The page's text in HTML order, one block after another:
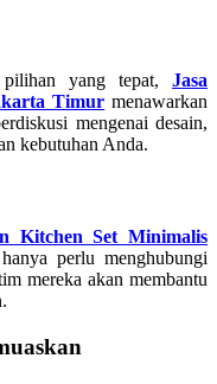
yang tepat, Jasa
Timur menawarkan
mengenai desain,
kebutuhan Anda.
Kitchen Set Minimalis
perlu menghubungi
mereka akan membantu